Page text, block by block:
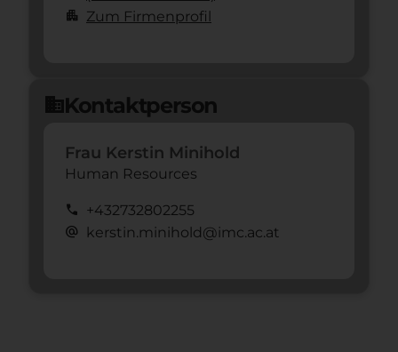
apartment Zum Firmenprofil
domainKontaktperson
Frau Kerstin Minihold
Human Resources
call +432732802255
alternate_email kerstin.minihold@imc.ac.at